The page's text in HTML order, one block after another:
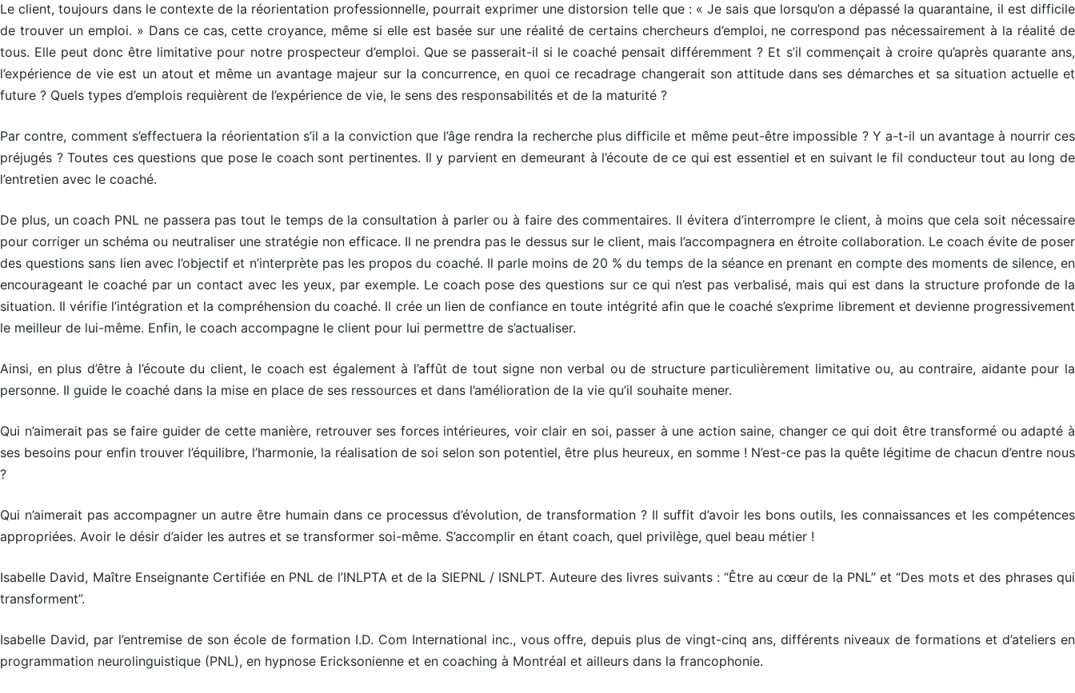
Le client, toujours dans le contexte de la réorientation professionnelle, pourrait exprimer une distorsion telle que : « Je sais que lorsqu’on a dépassé la quarantaine, il est difficile
de trouver un emploi. » Dans ce cas, cette croyance, même si elle est basée sur une réalité de certains chercheurs d’emploi, ne correspond pas nécessairement à la réalité de
tous. Elle peut donc être limitative pour notre prospecteur d’emploi. Que se passerait-il si le coaché pensait différemment ? Et s’il commençait à croire qu’après quarante ans,
l’expérience de vie est un atout et même un avantage majeur sur la concurrence, en quoi ce recadrage changerait son attitude dans ses démarches et sa situation actuelle et
future ? Quels types d’emplois requièrent de l’expérience de vie, le sens des responsabilités et de la maturité ?
Par contre, comment s’effectuera la réorientation s’il a la conviction que l’âge rendra la recherche plus difficile et même peut-être impossible ? Y a-t-il un avantage à nourrir ces
préjugés ? Toutes ces questions que pose le coach sont pertinentes. Il y parvient en demeurant à l’écoute de ce qui est essentiel et en suivant le fil conducteur tout au long de
l’entretien avec le coaché.
De plus, un coach PNL ne passera pas tout le temps de la consultation à parler ou à faire des commentaires. Il évitera d’interrompre le client, à moins que cela soit nécessaire
pour corriger un schéma ou neutraliser une stratégie non efficace. Il ne prendra pas le dessus sur le client, mais l’accompagnera en étroite collaboration. Le coach évite de poser
des questions sans lien avec l’objectif et n’interprète pas les propos du coaché. Il parle moins de 20 % du temps de la séance en prenant en compte des moments de silence, en
encourageant le coaché par un contact avec les yeux, par exemple. Le coach pose des questions sur ce qui n’est pas verbalisé, mais qui est dans la structure profonde de la
situation. Il vérifie l’intégration et la compréhension du coaché. Il crée un lien de confiance en toute intégrité afin que le coaché s’exprime librement et devienne progressivement
le meilleur de lui-même. Enfin, le coach accompagne le client pour lui permettre de s’actualiser.
Ainsi, en plus d’être à l’écoute du client, le coach est également à l’affût de tout signe non verbal ou de structure particulièrement limitative ou, au contraire, aidante pour la
personne. Il guide le coaché dans la mise en place de ses ressources et dans l’amélioration de la vie qu’il souhaite mener.
Qui n’aimerait pas se faire guider de cette manière, retrouver ses forces intérieures, voir clair en soi, passer à une action saine, changer ce qui doit être transformé ou adapté à
ses besoins pour enfin trouver l’équilibre, l’harmonie, la réalisation de soi selon son potentiel, être plus heureux, en somme ! N’est-ce pas la quête légitime de chacun d’entre nous
?
Qui n’aimerait pas accompagner un autre être humain dans ce processus d’évolution, de transformation ? Il suffit d’avoir les bons outils, les connaissances et les compétences
appropriées. Avoir le désir d’aider les autres et se transformer soi-même. S’accomplir en étant coach, quel privilège, quel beau métier !
Isabelle David, Maître Enseignante Certifiée en PNL de l’INLPTA et de la SIEPNL / ISNLPT. Auteure des livres suivants : “Être au cœur de la PNL” et “Des mots et des phrases qui
transforment”.
Isabelle David, par l’entremise de son école de formation I.D. Com International inc., vous offre, depuis plus de vingt-cinq ans, différents niveaux de formations et d’ateliers en
programmation neurolinguistique (PNL), en hypnose Ericksonienne et en coaching à Montréal et ailleurs dans la francophonie.